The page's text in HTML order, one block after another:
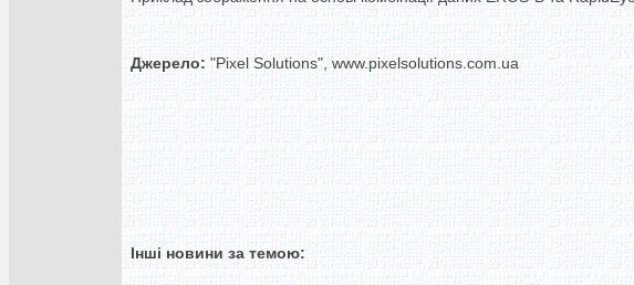
Джерело: "Pixel Solutions", www.pixelsolutions.com.ua
Інші новини за темою: